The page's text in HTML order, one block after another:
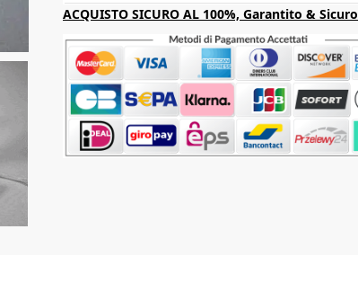
ACQUISTO SICURO AL 100%, Garantito & Sicuro